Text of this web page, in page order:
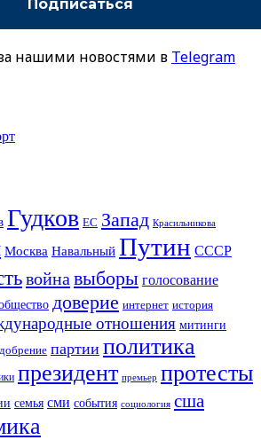
нашими новостями в Telegram
Гудков ЕС Запад Красильникова
Москва Навальный Путин СССР
война выборы голосование
доверие интернет история
отношения митинги
партии политика
президент премьер протесты
семья сми события социология сша